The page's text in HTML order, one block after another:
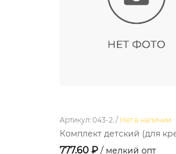
Артикул: 043-2. / Нет в наличии
Комплект детский (для
777.60 ₽ / мелкий опт